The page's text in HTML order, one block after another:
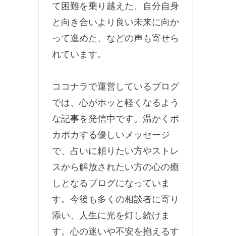
て困難を乗り越えた、自分自身
と向き合いより良い未来に向か
って進めた、などの声も寄せら
れています。
ココナラで運営しているブログ
では、心がホッと軽くなるよう
な記事を発信中です。温かくポ
カポカする優しいメッセージ
で、占いに頼りたい方やストレ
スから解放されたい方の心の癒
しとなるブログになっていま
す。今後も多くの相談者に寄り
添い、人生に光を灯し続けま
す。心の迷いや不安を抱えるす